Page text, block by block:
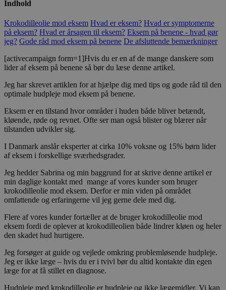
Indhold
Krokodilleolie mod eksem Hvad er eksem? Hvad er symptomerne
på eksem? Hvad er årsagen til eksem? Eksem på benene - hvad gør
jeg? Gode råd mod eksem på benene De afsluttende bemærkninger
[activecampaign form=1]Hvis du er en af de mange danskere som
lider af eksem på benene så bør du læse denne artikel.
Jeg har skrevet artiklen for at hjælpe dig med tips og gode råd til den
optimale hudpleje mod eksem på benene.
Eksem er en tilstand hvor områder i huden både bliver betændt,
kløende, røde og revnet. Ofte ser man også blister og blærer når
tilstanden udvikler sig.
I Danmark anslår eksperter at cirka 10% voksne og 15% børn lider
af eksem i forskellige sværhedsgrader.
Jeg hedder Sabrina og min baggrund for at skrive denne artikel er
min daglige kontakt med mange af vores kunder som bruger
krokodilleolie mod eksem. Derfor er min viden på området
omfattende og erfaringerne vil jeg gerne dele med dig.
Flere af vores kunder fortæller at de bruger krokodilleolie mod
eksem fordi de oplever at krokodilleolien både lindrer kløen og heler
den skadet hud hurtigere.
Jeg forsøger at guide og vejlede omkring problemløsende hudpleje.
Jeg er ikke læge – hvis du er i tvivl bør du altid kontakte din egen
læge for at få stillet en diagnose.
Hudpleje med krokodilleolie er hudpleje og ikke lægemidler. Vi kan